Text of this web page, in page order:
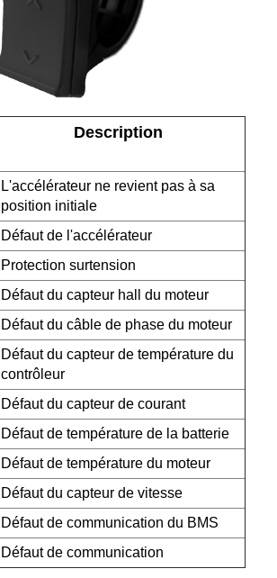
Description
L'accélérateur ne revient pas à sa
position initiale
Défaut de l'accélérateur
Protection surtension
Défaut du capteur hall du moteur
Défaut du câble de phase du moteur
Défaut du capteur de température du
contrôleur
Défaut du capteur de courant
Défaut de température de la batterie
Défaut de température du moteur
Défaut du capteur de vitesse
Défaut de communication du BMS
Défaut de communication